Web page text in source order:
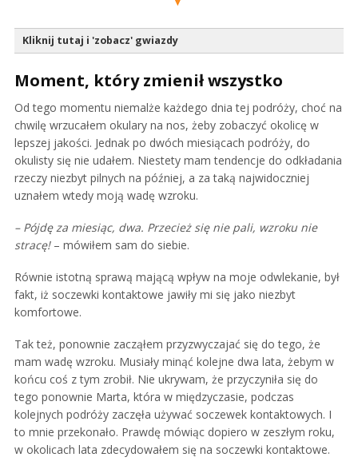
Kliknij tutaj i 'zobacz' gwiazdy
Moment, który zmienił wszystko
Od tego momentu niemalże każdego dnia tej podróży, choć na
chwilę wrzucałem okulary na nos, żeby zobaczyć okolicę w
lepszej jakości. Jednak po dwóch miesiącach podróży, do
okulisty się nie udałem. Niestety mam tendencje do odkładania
rzeczy niezbyt pilnych na później, a za taką najwidoczniej
uznałem wtedy moją wadę wzroku.
– Pójdę za miesiąc, dwa. Przecież się nie pali, wzroku nie
stracę!– mówiłem sam do siebie.
Równie istotną sprawą mającą wpływ na moje odwlekanie, był
fakt, iż soczewki kontaktowe jawiły mi się jako niezbyt
komfortowe.
Tak też, ponownie zacząłem przyzwyczajać się do tego, że
mam wadę wzroku. Musiały minąć kolejne dwa lata, żebym w
końcu coś z tym zrobił. Nie ukrywam, że przyczyniła się do
tego ponownie Marta, która w międzyczasie, podczas
kolejnych podróży zaczęła używać soczewek kontaktowych. I
to mnie przekonało. Prawdę mówiąc dopiero w zeszłym roku,
w okolicach lata zdecydowałem się na soczewki kontaktowe.